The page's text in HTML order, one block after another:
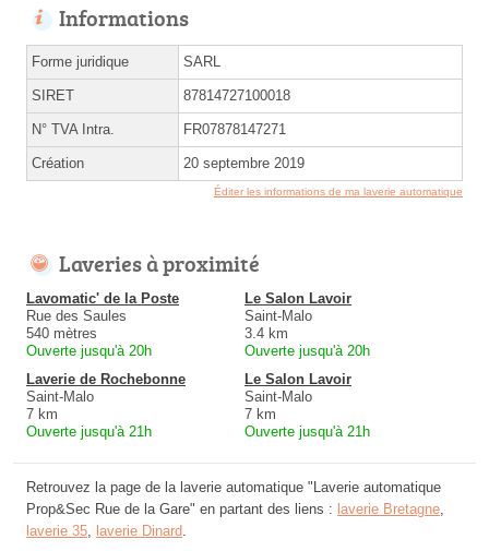
Informations
Forme juridique SARL
SIRET 87814727100018
N° TVA Intra. FR07878147271
Création 20 septembre 2019
Éditer les informations de ma laverie automatique
Laveries à proximité
Lavomatic' de la Poste
Rue des Saules
540 mètres
Ouverte jusqu'à 20h
Le Salon Lavoir
Saint-Malo
3.4 km
Ouverte jusqu'à 20h
Laverie de Rochebonne
Saint-Malo
7 km
Ouverte jusqu'à 21h
Le Salon Lavoir
Saint-Malo
7 km
Ouverte jusqu'à 21h
Retrouvez la page de la laverie automatique "Laverie automatique
Prop&Sec Rue de la Gare" en partant des liens : laverie Bretagne
laverie 35
laverie Dinard